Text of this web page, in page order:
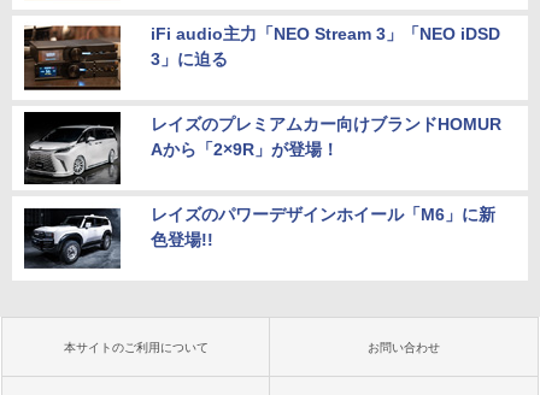
iFi audio主力「NEO Stream 3」「NEO iDSD
3」に迫る
レイズのプレミアムカー向けブランドHOMUR
Aから「2×9R」が登場！
レイズのパワーデザインホイール「M6」に新
色登場!!
本サイトのご利用について お問い合わせ